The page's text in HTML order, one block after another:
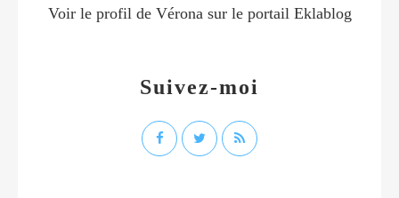
Suivez-moi
Voir le profil de Vérona sur le portail Eklablog